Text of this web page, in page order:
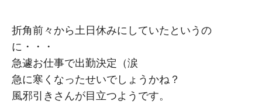
M
折角前々から土日休みにしていたというの
に・・・
急遽お仕事で出勤決定（涙
急に寒くなったせいでしょうかね？
風邪引きさんが目立つようです。